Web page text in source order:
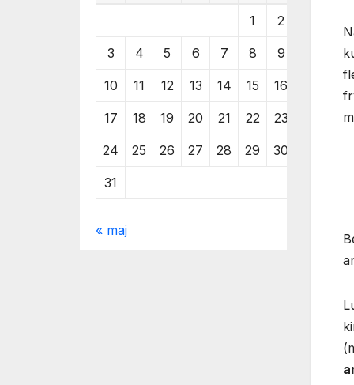
1 2
3 4 5 6 7 8 9
10 11 12 13 14 15 16
17 18 19 20 21 22 23
24 25 26 27 28 29 30
31
« maj